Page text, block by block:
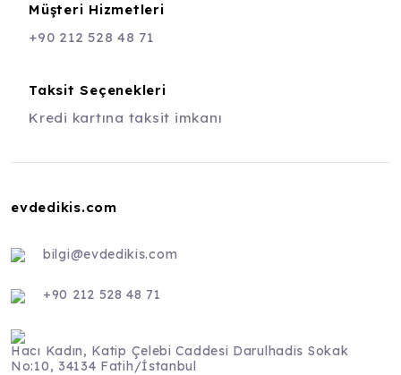
Müşteri Hizmetleri
+90 212 528 48 71
Taksit Seçenekleri
Kredi kartına taksit imkanı
evdedikis.com
bilgi@evdedikis.com
+90 212 528 48 71
Hacı Kadın, Katip Çelebi Caddesi Darulhadis Sokak
No:10, 34134 Fatih/İstanbul